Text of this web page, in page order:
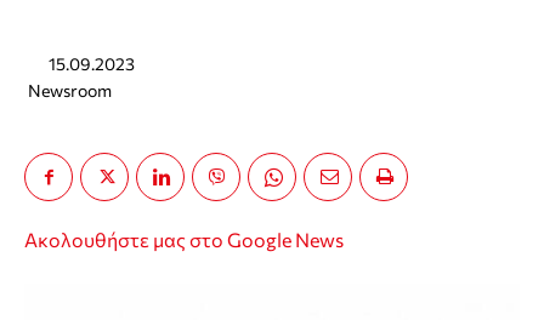
15.09.2023
Newsroom
Ακολουθήστε μας στο Google News